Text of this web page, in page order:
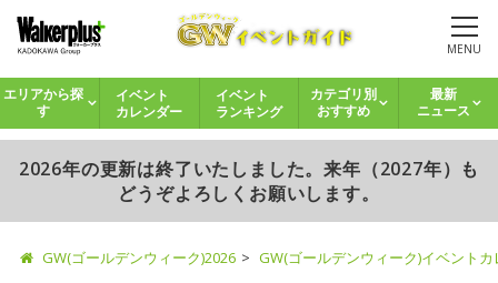
MENU
エリアから探
す
イベント
カレンダー
イベント
ランキング
カテゴリ別
おすすめ
最新
ニュース
2026年の更新は終了いたしました。来年（2027年）も
どうぞよろしくお願いします。
GW(ゴールデンウィーク)2026 GW(ゴールデンウィーク)イベント